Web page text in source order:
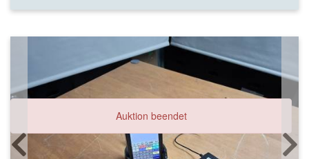
Auktion beendet